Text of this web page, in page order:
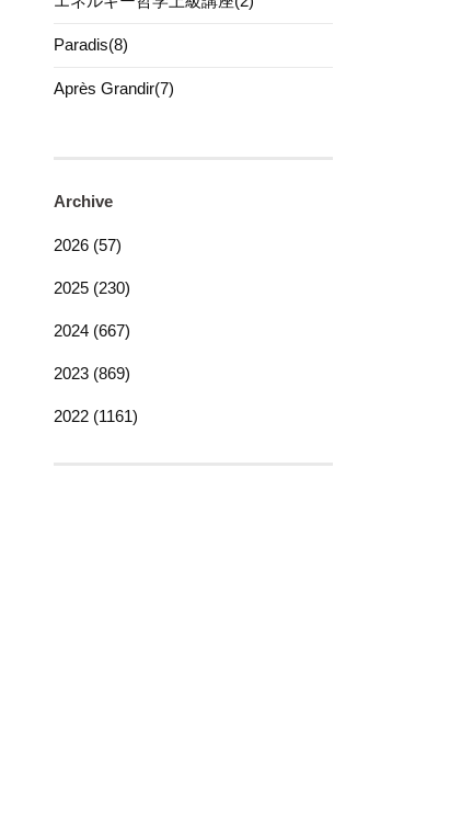
Paradis(8)
Après Grandir(7)
Archive
2026 (57)
2025 (230)
2024 (667)
2023 (869)
2022 (1161)